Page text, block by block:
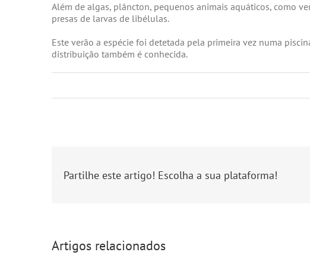
Além de algas, plâncton, pequenos animais aquáticos, como
presas de larvas de libélulas.
Este verão a espécie foi detetada pela primeira vez numa
distribuição também é conhecida.
Partilhe este artigo! Escolha a sua plataforma!
Artigos relacionados